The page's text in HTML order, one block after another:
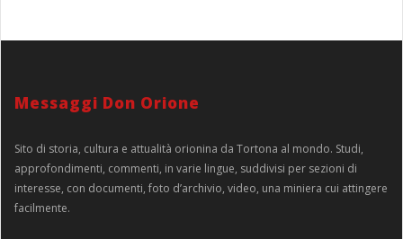
Messaggi Don Orione
Sito di storia, cultura e attualità orionina da Tortona al mondo. Studi,
approfondimenti, commenti, in varie lingue, suddivisi per sezioni di
interesse, con documenti, foto d’archivio, video, una miniera cui attingere
facilmente.